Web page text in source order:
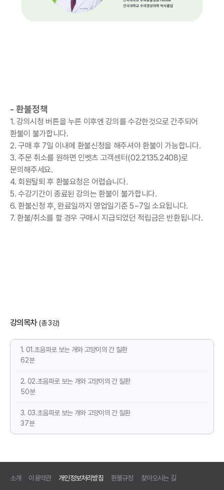
- 환불정책
1. 강의시청 버튼을 누른 이후엔 강의를 수강한것으로 간주되어
환불이 불가합니다.
2. 구매 후 7일 이내에 환불신청을 해주셔야 환불이 가능합니다.
3. 주문 취소를 원하면 인벳츠 고객센터(02.2135.2408)로
문의해주세요.
4. 회원탈퇴 후 환불요청은 어렵습니다.
5. 수강기간이 종료된 강의는 환불이 불가합니다.
6. 환불신청 후, 완료일까지 영업일기준 5~7일 소요됩니다.
7. 환불/취소를 할 경우 구매시 지급되었던 적립금은 반환됩니다.
강의목차 (총 3강)
1. 01.초음파로 보는 개와 고양이의 간 질환
62분
2. 02.초음파로 보는 개와 고양이의 간 질환
50분
3. 03.초음파로 보는 개와 고양이의 간 질환
37분
소개 이용약관 개인정보처리방침 환불규정 찾아오시는 길